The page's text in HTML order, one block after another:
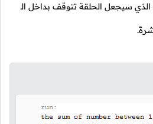
سيجعل الحلقة تتوقف بداخل الـ